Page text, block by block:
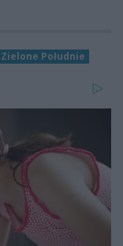
Zielone Południe